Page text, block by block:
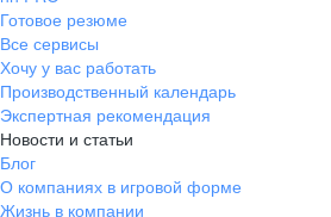
Готовое резюме
Все сервисы
Хочу у вас работать
Производственный календарь
Экспертная рекомендация
Новости и статьи
Блог
О компаниях в игровой форме
Жизнь в компании